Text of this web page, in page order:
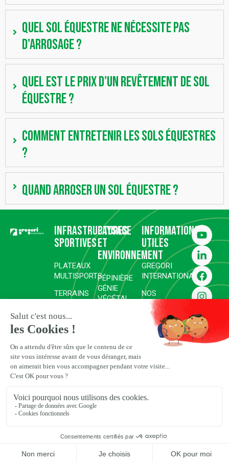
Quel sol équestre ne nécessite pas
d'arrosage ?
Quel est le prix d'un revêtement de sol
équestre ?
Comment entretenir les sols équestres
?
Quand arroser un sol équestre ?
Infrastructures
sportives
PLATEAUX
MULTISPORTS
TERRAINS
COMPLEXES
GOLFIQUES
COMPLEXES
HIPPIQUES,
ÉQUESTRES
ET POLO
Paysage
et
environnement
PÉPINIÈRE
GÉNIE
VÉGÉTAL
RÉHABILITATION ET
REVÉGÉTALISATION
ESPACES
PAYSAGERS
D’EXCEPTION
TRAVAUX
Informations
utiles
GREGORI
INTERNATIONAL
NOS
RÉALISATIONS
SURFACES
SPORTIVES
CARRIÈRES
ENGAGEMENTS